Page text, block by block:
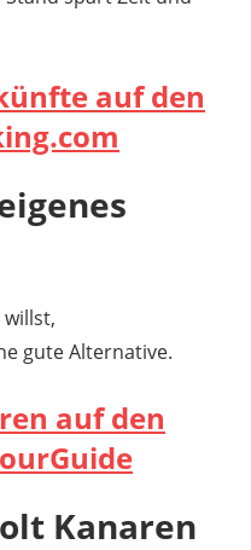
auf den
gute Alternative.
auf den
Kanaren